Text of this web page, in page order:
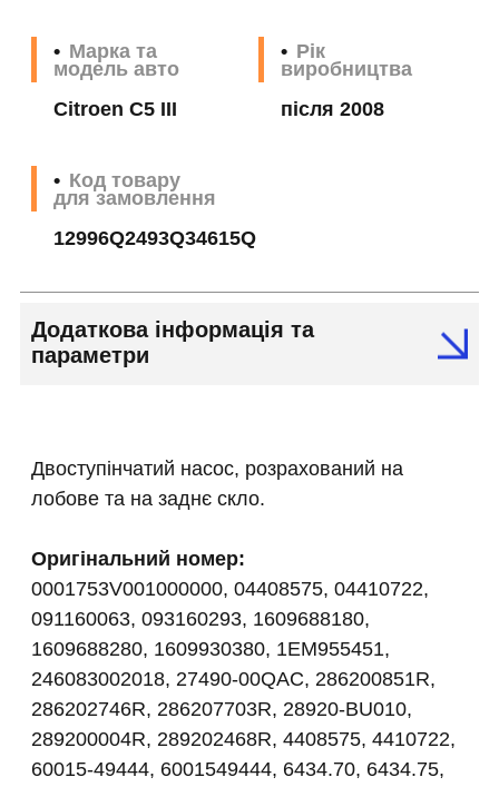
Марка та
модель авто
Citroen C5 III
Рік
виробництва
після 2008
Код товару
для замовлення
12996Q2493Q34615Q
Додаткова інформація та
параметри
Двоступінчатий насос, розрахований на
лобове та на заднє скло.
Оригінальний номер:
0001753V001000000, 04408575, 04410722,
091160063, 093160293, 1609688180,
1609688280, 1609930380, 1EM955451,
246083002018, 27490-00QAC, 286200851R,
286202746R, 286207703R, 28920-BU010,
289200004R, 289202468R, 4408575, 4410722,
60015-49444, 6001549444, 6434.70, 6434.75,